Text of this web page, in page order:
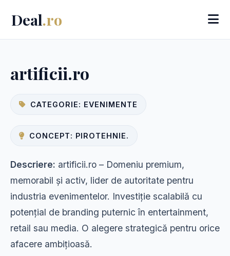
Deal.ro
artificii.ro
CATEGORIE: EVENIMENTE
CONCEPT: PIROTEHNIE.
Descriere: artificii.ro – Domeniu premium,
memorabil și activ, lider de autoritate pentru
industria evenimentelor. Investiție scalabilă cu
potențial de branding puternic în entertainment,
retail sau media. O alegere strategică pentru orice
afacere ambițioasă.